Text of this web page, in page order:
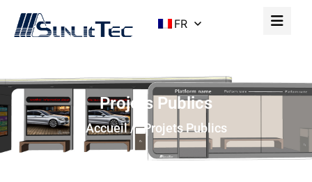
FR
Projets Publics
Accueil/ Projets Publics